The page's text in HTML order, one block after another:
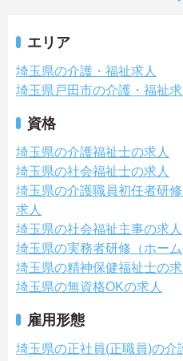
エリア
埼玉県の介護・福祉求人
埼玉県戸田市の介護・福祉求
資格
埼玉県の介護福祉士の求人
埼玉県の社会福祉士の求人
埼玉県の介護職員初任者研
求人
埼玉県の社会福祉主事の求人
埼玉県の実務者研修（ホー
埼玉県の精神保健福祉士の求
埼玉県の無資格OKの求人
雇用形態
埼玉県の正社員(正職員)の介